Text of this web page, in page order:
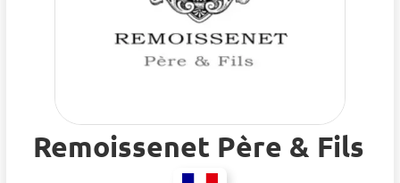
Remoissenet Père & Fils